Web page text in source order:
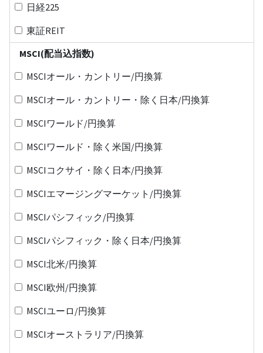
日経225
東証REIT
MSCI(配当込指数)
MSCIオール・カントリー/円換算
MSCIオール・カントリー・除く日本/円換算
MSCIワールド/円換算
MSCIワールド・除く米国/円換算
MSCIコクサイ・除く日本/円換算
MSCIエマージングマーケット/円換算
MSCIパシフィック/円換算
MSCIパシフィック・除く日本/円換算
MSCI北米/円換算
MSCI欧州/円換算
MSCIユーロ/円換算
MSCIオーストラリア/円換算